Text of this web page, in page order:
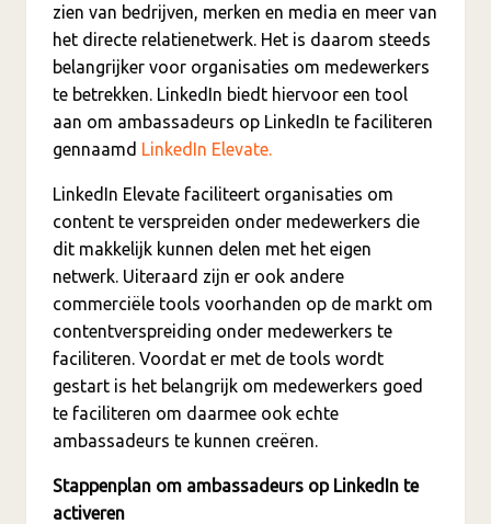
zien van bedrijven, merken en media en meer van
het directe relatienetwerk. Het is daarom steeds
belangrijker voor organisaties om medewerkers
te betrekken. LinkedIn biedt hiervoor een tool
aan om ambassadeurs op LinkedIn te faciliteren
gennaamd LinkedIn Elevate.
LinkedIn Elevate faciliteert organisaties om
content te verspreiden onder medewerkers die
dit makkelijk kunnen delen met het eigen
netwerk. Uiteraard zijn er ook andere
commerciële tools voorhanden op de markt om
contentverspreiding onder medewerkers te
faciliteren. Voordat er met de tools wordt
gestart is het belangrijk om medewerkers goed
te faciliteren om daarmee ook echte
ambassadeurs te kunnen creëren.
Stappenplan om ambassadeurs op LinkedIn te
activeren